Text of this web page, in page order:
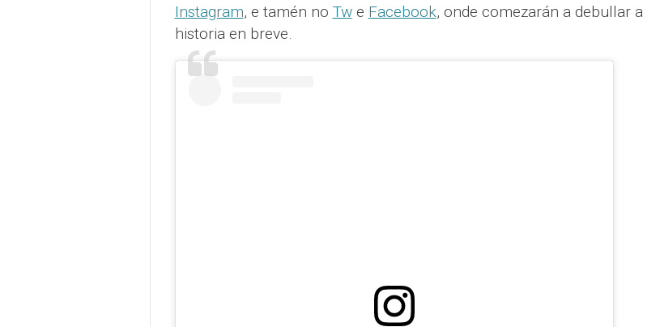
Instagram, e tamén no Twe Facebook, onde comezarán a debullar a
historia en breve.